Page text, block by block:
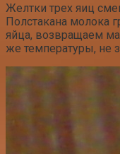
Желтки трех яиц
Полстакана молока
яйца, возвращаем
же температуры, не